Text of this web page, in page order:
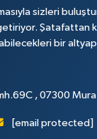
sizleri
Şatafattan
bir
, 07300
[email protected]